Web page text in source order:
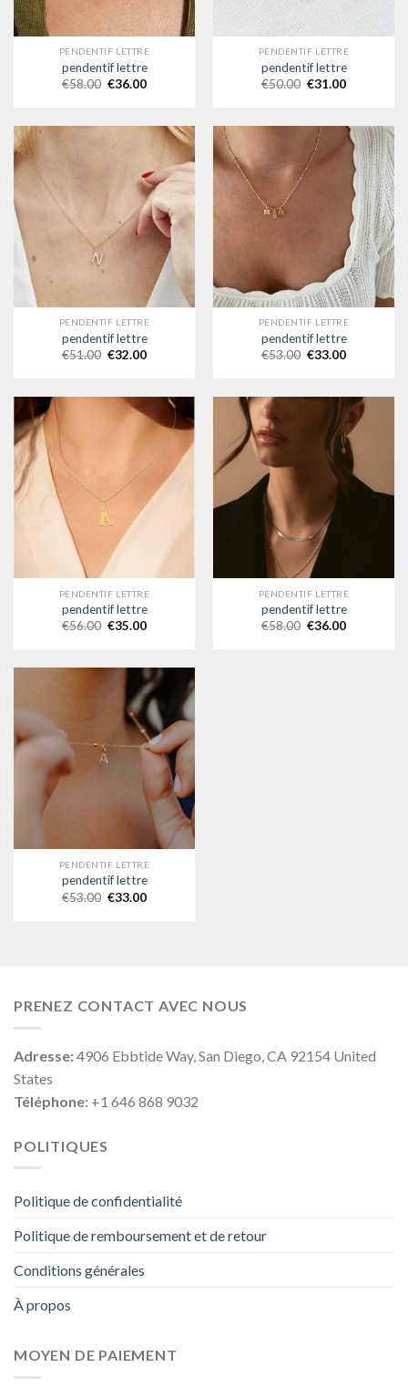
PENDENTIF LETTRE
pendentif lettre
€58.00 €36.00
PENDENTIF LETTRE
pendentif lettre
€50.00 €31.00
PENDENTIF LETTRE
pendentif lettre
€51.00 €32.00
PENDENTIF LETTRE
pendentif lettre
€53.00 €33.00
PENDENTIF LETTRE
pendentif lettre
€56.00 €35.00
PENDENTIF LETTRE
pendentif lettre
€58.00 €36.00
PENDENTIF LETTRE
pendentif lettre
€53.00 €33.00
PRENEZ CONTACT AVEC NOUS
Adresse:4906 Ebbtide Way, San Diego, CA 92154 United
States
Téléphone: +1 646 868 9032
POLITIQUES
Politique de confidentialité
Politique de remboursement et de retour
Conditions générales
À propos
MOYEN DE PAIEMENT